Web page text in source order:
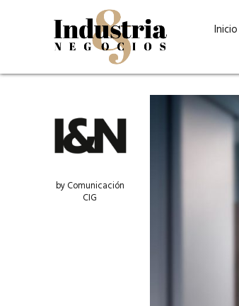
Inicio
by Comunicación
CIG